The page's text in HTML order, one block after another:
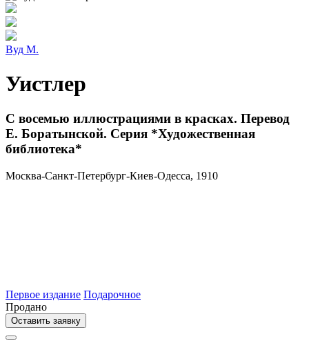
Вуд М.
Уистлер
С восемью иллюстрациями в красках. Перевод
Е. Боратынской. Серия *Художественная
библиотека*
Москва-Санкт-Петербург-Киев-Одесса, 1910
Первое издание Подарочное
Продано
Оставить заявку